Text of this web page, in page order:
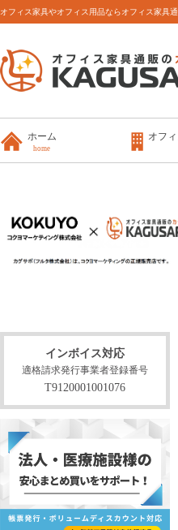
オフィス家具やオフィス用品ならオフィス家具
ホーム
home
オフ
インボイス対応
適格請求発行事業者登録番号
T9120001001076